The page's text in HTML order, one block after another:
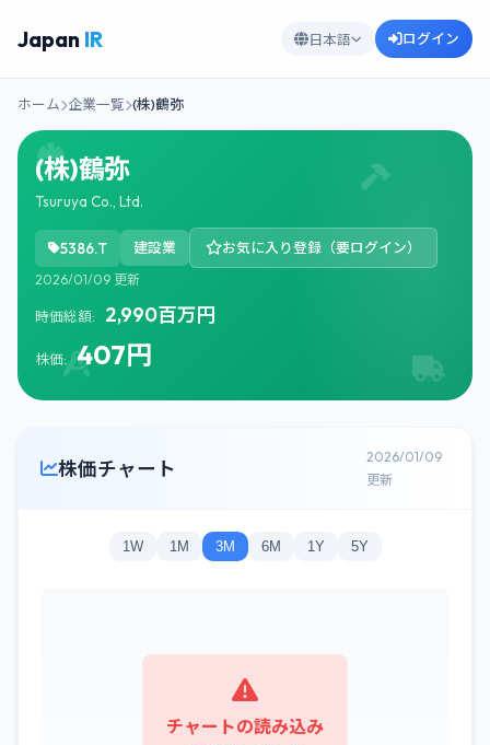
Japan IR 日本語 ログイン
ホーム 企業一覧 (株)鶴弥
(株)鶴弥
Tsuruya Co., Ltd.
5386.T 建設業 お気に入り登録（要ログイン）
2026/01/09 更新
時価総額: 2,990百万円
株価: 407円
株価チャート
2026/01/09
更新
1W 1M 3M 6M 1Y 5Y
チャートの読み込み